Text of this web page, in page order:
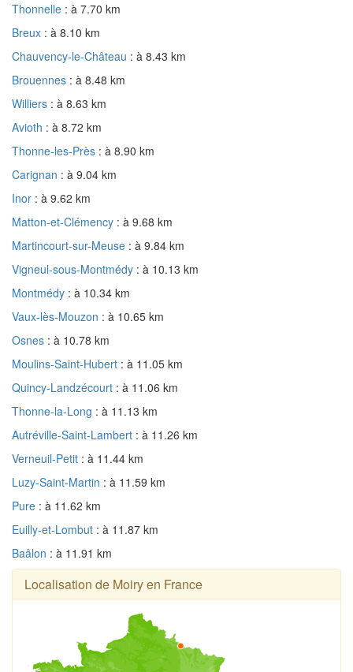
Thonnelle : à 7.70 km
Breux : à 8.10 km
Chauvency-le-Château : à 8.43 km
Brouennes : à 8.48 km
Williers : à 8.63 km
Avioth : à 8.72 km
Thonne-les-Près : à 8.90 km
Carignan : à 9.04 km
Inor : à 9.62 km
Matton-et-Clémency : à 9.68 km
Martincourt-sur-Meuse : à 9.84 km
Vigneul-sous-Montmédy : à 10.13 km
Montmédy : à 10.34 km
Vaux-lès-Mouzon : à 10.65 km
Osnes : à 10.78 km
Moulins-Saint-Hubert : à 11.05 km
Quincy-Landzécourt : à 11.06 km
Thonne-la-Long : à 11.13 km
Autréville-Saint-Lambert : à 11.26 km
Verneuil-Petit : à 11.44 km
Luzy-Saint-Martin : à 11.59 km
Pure : à 11.62 km
Euilly-et-Lombut : à 11.87 km
Baâlon : à 11.91 km
Localisation de Moiry en France